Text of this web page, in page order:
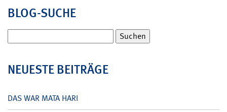
BLOG-SUCHE
nach:
NEUESTE BEITRÄGE
DAS WAR MATA HARI